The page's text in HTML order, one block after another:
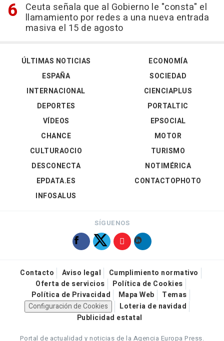
Ceuta señala que al Gobierno le "consta" el
llamamiento por redes a una nueva entrada
masiva el 15 de agosto
ÚLTIMAS NOTICIAS
ESPAÑA
INTERNACIONAL
DEPORTES
VÍDEOS
ECONOMÍA
SOCIEDAD
CIENCIAPLUS
PORTALTIC
EPSOCIAL
CHANCE
CULTURAOCIO
DESCONECTA
EPDATA.ES
INFOSALUS
MOTOR
TURISMO
NOTIMÉRICA
CONTACTOPHOTO
SÍGUENOS
Contacto Aviso legal
Cumplimiento normativo
Oferta de servicios
Política de Cookies
Política de Privacidad
Mapa Web
Temas
Configuración de Cookies
Loteria de navidad
Publicidad estatal
Portal de actualidad y noticias de la Agencia Europa Press.